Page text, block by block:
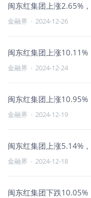
闽东红集团上涨2.65%
金融界 · 2024-12-26
闽东红集团上涨
金融界 · 2024-12-24
闽东红集团上涨
金融界 · 2024-12-19
闽东红集团上涨5.14%
金融界 · 2024-12-18
闽东红集团下跌